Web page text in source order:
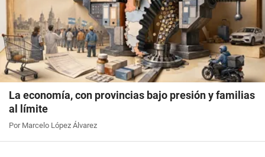
La economía, con provincias bajo presión y familias
al límite
Por Marcelo López Álvarez